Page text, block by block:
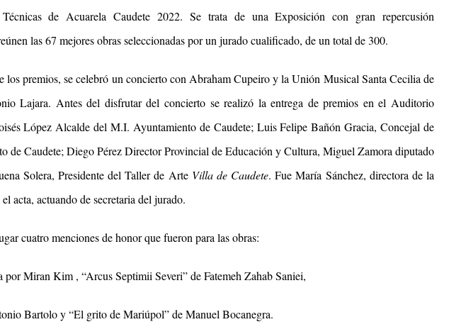
de Acuarela Caudete 2022. Se trata de una Exposición con gran repercusión
las 67 mejores obras seleccionadas por un jurado cualificado, de un total de 300.
los premios,se celebró un concierto con Abraham Cupeiro yla Unión Musical Santa Cecilia de
Lajara. Antes del disfrutar del concierto se realizó la entrega de premios en el Auditorio
López Alcalde del M.I. Ayuntamiento de Caudete; Luis Felipe Bañón Gracia, Concejal de
de Caudete; Diego Pérez Director Provincial de Educación y Cultura, Miguel Zamora diputado
Solera, Presidente del Taller de Arte Villa de Caudete. Fue María Sánchez, directora de la
acta, actuando de secretaria del jurado.
cuatromenciones de honor que fueron para las obras:
por Miran Kim , “Arcus Septimii Severi” de Fatemeh Zahab Saniei,
Bartolo y “El grito de Mariúpol” de Manuel Bocanegra.